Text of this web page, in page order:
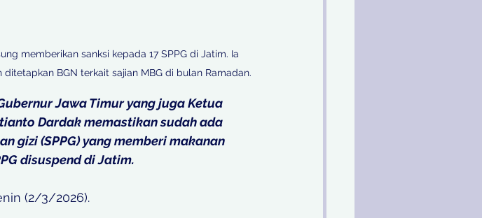
memberikan sanksi kepada 17 SPPG di Jatim. Ia
BGN terkait sajian MBG di bulan Ramadan.
Jawa Timur yang juga Ketua
Dardak memastikan sudah ada
gizi (SPPG) yang memberi makanan
disuspend di Jatim.
(2/3/2026).